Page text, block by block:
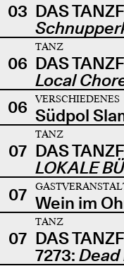
03 DAS
06
TANZ
DAS
Local
06
VERSCHIEDENES
Südpol
07
TANZ
DAS
LOKALE
07 Wein im
07
TANZ
DAS
7273: Dead